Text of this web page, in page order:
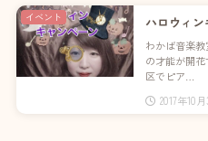
ハロウィ
わかば音楽
の才能が開
区でピア…
2017年10
イベント